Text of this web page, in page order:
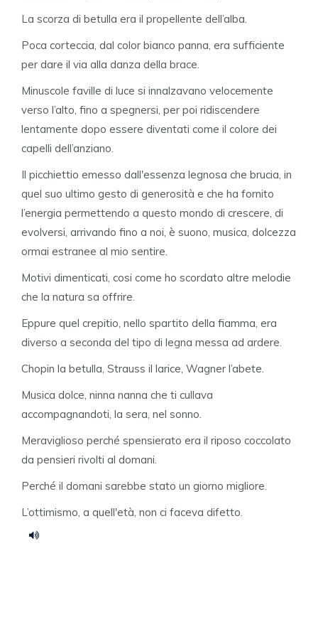
La scorza di betulla era il propellente dell’alba.
Poca corteccia, dal color bianco panna, era sufficiente
per dare il via alla danza della brace.
Minuscole faville di luce si innalzavano velocemente
verso l’alto, fino a spegnersi, per poi ridiscendere
lentamente dopo essere diventati come il colore dei
capelli dell’anziano.
Il picchiettio emesso dall'essenza legnosa che brucia, in
quel suo ultimo gesto di generosità e che ha fornito
l’energia permettendo a questo mondo di crescere, di
evolversi, arrivando fino a noi, è suono, musica, dolcezza
ormai estranee al mio sentire.
Motivi dimenticati, cosi come ho scordato altre melodie
che la natura sa offrire.
Eppure quel crepitio, nello spartito della fiamma, era
diverso a seconda del tipo di legna messa ad ardere.
Chopin la betulla, Strauss il larice, Wagner l’abete.
Musica dolce, ninna nanna che ti cullava
accompagnandoti, la sera, nel sonno.
Meraviglioso perché spensierato era il riposo coccolato
da pensieri rivolti al domani.
Perché il domani sarebbe stato un giorno migliore.
L’ottimismo, a quell'età, non ci faceva difetto.